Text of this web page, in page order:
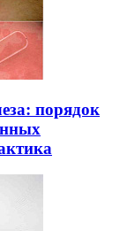
порядок